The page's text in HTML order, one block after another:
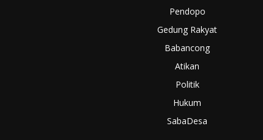
Pendopo
Gedung Rakyat
Babancong
Atikan
Politik
Hukum
SabaDesa